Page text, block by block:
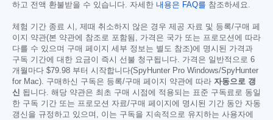
하고 전액 환불받을 수 있습니다. 자세한 내용은 FAQ를 참조하세요.
체험 기간 종료 시, 제때 취소하지 않은 경우 제공 자료 및 등록/구매 페
이지 약관(본 약관에 참조로 포함됨, 가격은 국가 또는 프로모션에 따라
다를 수 있으며 구매 페이지 세부 정보는 별도 참조)에 명시된 가격과
구독 기간에 대한 요금이 즉시 선불 청구됩니다. 가격은 일반적으로 6
개월마다 $79.98 부터 시작합니다(SpyHunter Pro Windows/SpyHunter
for Mac). 구매하신 구독은 등록/구매 페이지 약관에 따라 자동으로 갱
신 됩니다. 해당 약관은 최초 구매 시점에 적용되는 표준 구독료로 동일
한 구독 기간 또는 프로모션 자료/구매 페이지에 명시된 기간 동안 자동
갱신을 규정하고 있으며, 이는 구독을 지속적으로 유지하는 사용자에